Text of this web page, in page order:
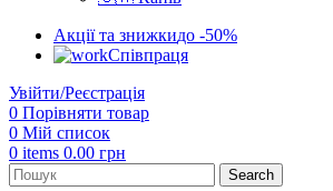
Акції та знижкидо -50%
Співпраця
Увійти/Реєстрація
0 Порівняти товар
0 Мій список
0 items 0.00 грн
Search